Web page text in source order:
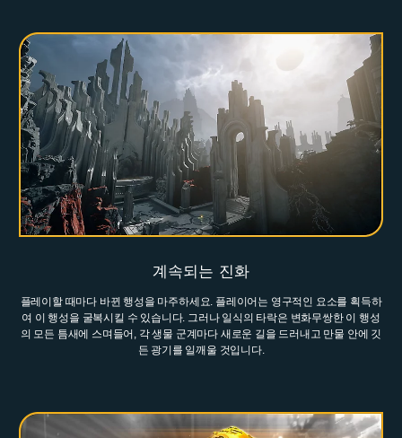
계속되는 진화
플레이할 때마다 바뀐 행성을 마주하세요. 플레이어는 영구적인 요소를 획득하
여 이 행성을 굴복시킬 수 있습니다. 그러나 일식의 타락은 변화무쌍한 이 행성
의 모든 틈새에 스며들어, 각 생물 군계마다 새로운 길을 드러내고 만물 안에 깃
든 광기를 일깨울 것입니다.